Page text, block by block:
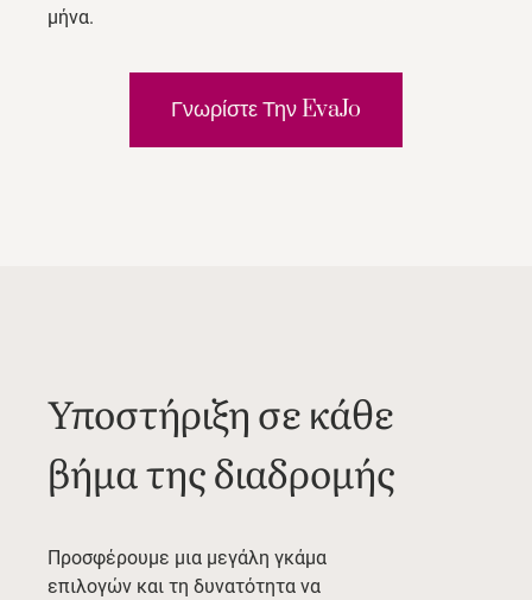
μήνα.
Γνωρίστε Την EvaJo
Υποστήριξη σε κάθε
βήμα της διαδρομής
Προσφέρουμε μια μεγάλη γκάμα
επιλογών και τη δυνατότητα να